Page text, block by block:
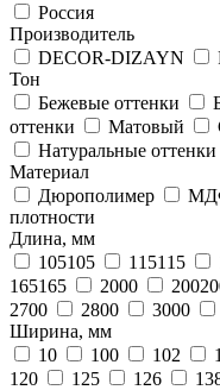
Россия
Производитель
DECOR-DIZAYN
Тон
Бежевые оттенки
оттенки
Матовый
Натуральные оттенки
Материал
Дюрополимер
плотности
Длина, мм
105105
115115
165165
2000
2700
2800 3000
Ширина, мм
10
100 102
120
125 126